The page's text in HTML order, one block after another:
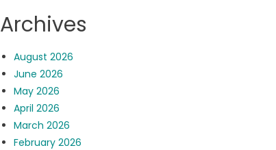
Archives
August 2026
June 2026
May 2026
April 2026
March 2026
February 2026